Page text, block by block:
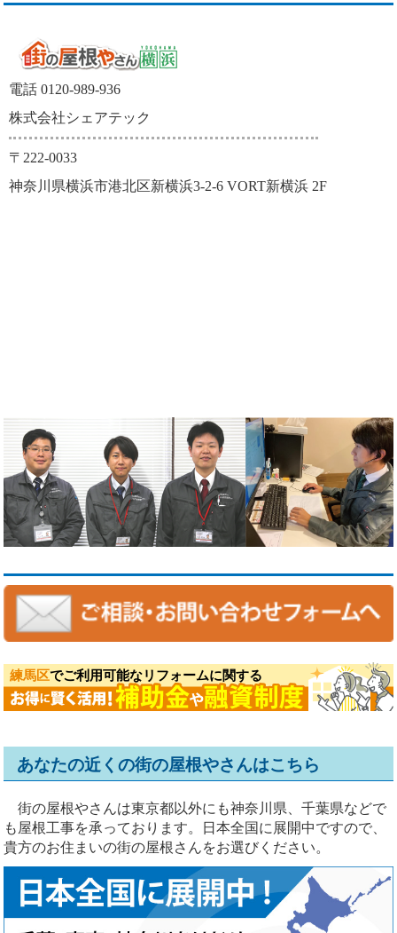
電話 0120-989-936
株式会社シェアテック
〒222-0033
神奈川県横浜市港北区新横浜3-2-6 VORT新横浜 2F
練馬区でご利用可能なリフォームに関する
あなたの近くの街の屋根やさんはこちら
街の屋根やさんは東京都以外にも神奈川県、千葉県などで
も屋根工事を承っております。日本全国に展開中ですので、
貴方のお住まいの街の屋根さんをお選びください。